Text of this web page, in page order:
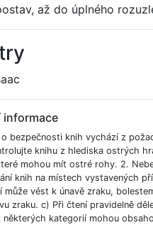
až do úplného
informace
o bezpečnosti knih vychází z
knihu z hlediska ostrých
mohou mít ostré rohy. 2.
knih na místech vystavených
může vést k únavě zraku,
zraku. c) Při čtení pravidelně
některých kategorií mohou